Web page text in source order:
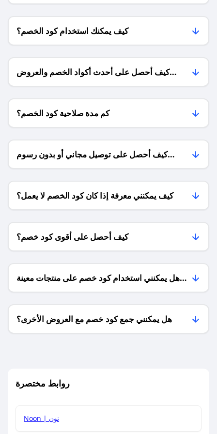
كيف يمكنك استخدام كود الخصم؟
كيف أحصل على أحدث أكواد الخصم والعروض
للمتاجر؟
كم مدة صلاحية كود الخصم؟
كيف أحصل على توصيل مجاني أو بدون رسوم
الشحن ؟
كيف يمكنني معرفة إذا كان كود الخصم لا يعمل؟
كيف أحصل على أقوى كود خصم؟
هل يمكنني استخدام كود خصم على منتجات معينة
فقط؟
هل يمكنني جمع كود خصم مع العروض الأخرى؟
روابط مختصرة
Noon | نون